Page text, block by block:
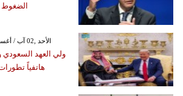
الضغوط
GMT 10:58 2026 الأحد ,02 آب / أغسطس
ولي العهد السعودي
هاتفياً